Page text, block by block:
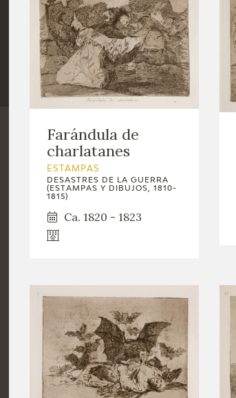
Farándula de
charlatanes
ESTAMPAS
DESASTRES DE LA GUERRA
(ESTAMPAS Y DIBUJOS, 1810-
1815)
Ca. 1820 - 1823